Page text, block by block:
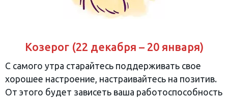
Козерог (22 декабря – 20 января)
С самого утра старайтесь поддерживать свое
хорошее настроение, настраивайтесь на позитив.
От этого будет зависеть ваша работоспособность